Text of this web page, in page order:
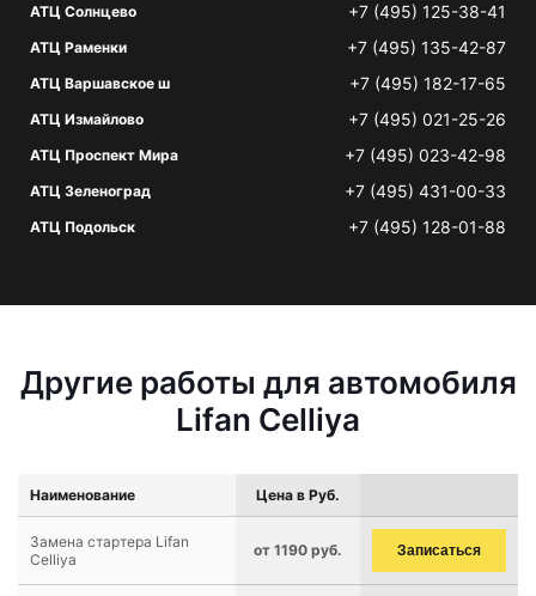
АТЦ Солнцево +7 (495) 125-38-41
АТЦ Раменки +7 (495) 135-42-87
АТЦ Варшавское ш +7 (495) 182-17-65
АТЦ Измайлово +7 (495) 021-25-26
АТЦ Проспект Мира +7 (495) 023-42-98
АТЦ Зеленоград +7 (495) 431-00-33
АТЦ Подольск +7 (495) 128-01-88
Другие работы для автомобиля
Lifan Celliya
Наименование Цена в Руб.
Замена стартера Lifan
Celliya
от 1190 руб. Записаться